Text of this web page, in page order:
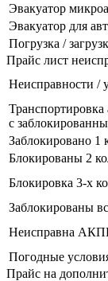
Эвакуатор
Эвакуатор для
Погрузка /
Прайс лист
Неисправности /
Транспортировка
с
Заблокировано 1
Блокированы 2
Блокировка 3-х
Заблокированы
Неисправна
Погодные
Прайс на